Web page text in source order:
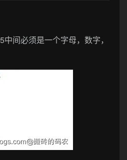
中间必须是一个字母，数字，